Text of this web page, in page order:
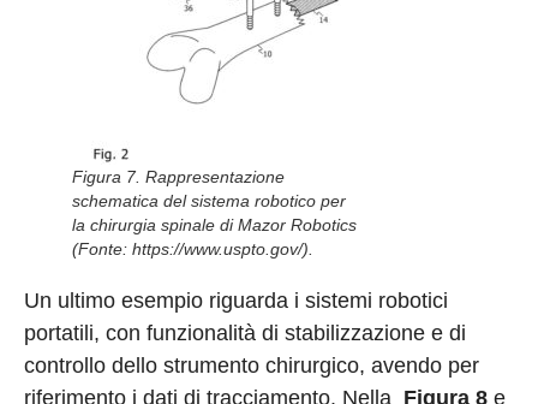
Figura 7. Rappresentazione
schematica del sistema robotico per
la chirurgia spinale di Mazor Robotics
(Fonte: https://www.uspto.gov/).
Un ultimo esempio riguarda i sistemi robotici
portatili, con funzionalità di stabilizzazione e di
controllo dello strumento chirurgico, avendo per
riferimento i dati di tracciamento. Nella Figura 8 e